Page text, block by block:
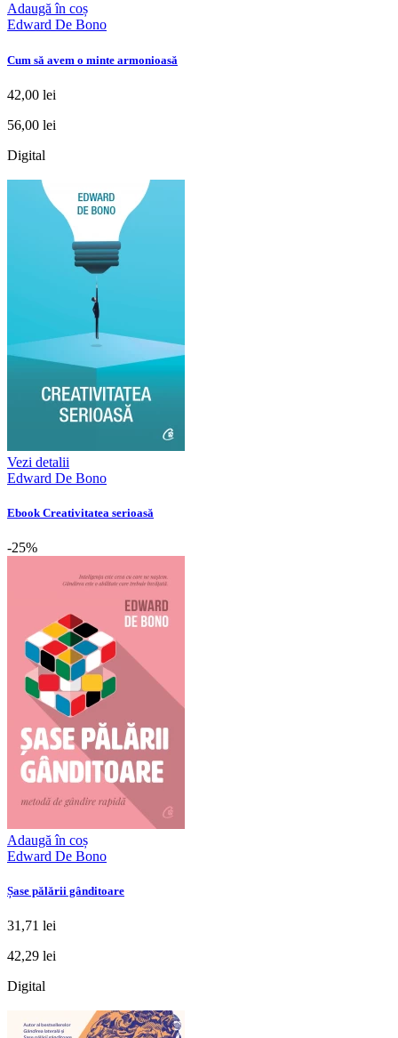
Adaugă în coș
Edward De Bono
Cum să avem o minte armonioasă
42,00 lei
56,00 lei
Digital
Vezi detalii
Edward De Bono
Ebook Creativitatea serioasă
-25%
Adaugă în coș
Edward De Bono
Șase pălării gânditoare
31,71 lei
42,29 lei
Digital